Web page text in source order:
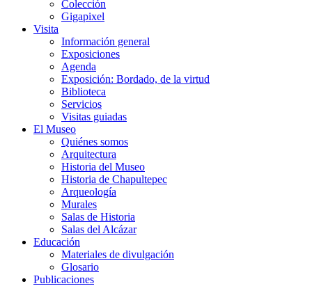
Colección
Gigapixel
Visita
Información general
Exposiciones
Agenda
Exposición: Bordado, de la virtud
Biblioteca
Servicios
Visitas guiadas
El Museo
Quiénes somos
Arquitectura
Historia del Museo
Historia de Chapultepec
Arqueología
Murales
Salas de Historia
Salas del Alcázar
Educación
Materiales de divulgación
Glosario
Publicaciones